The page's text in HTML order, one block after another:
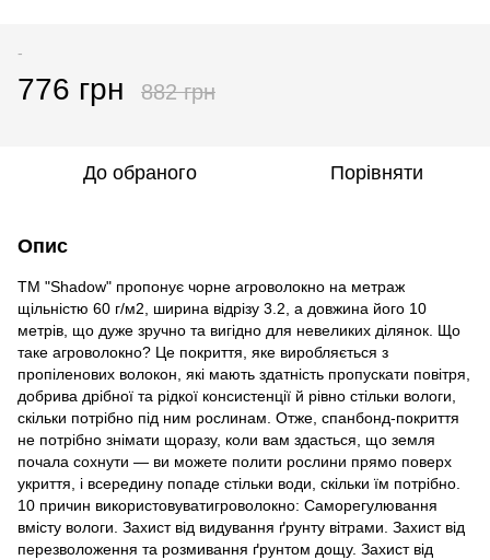
-
776 грн 882 грн
До обраного Порівняти
Опис
ТМ "Shadow" пропонує чорне агроволокно на метраж
щільністю 60 г/м2, ширина відрізу 3.2, а довжина його 10
метрів, що дуже зручно та вигідно для невеликих ділянок. Що
таке агроволокно? Це покриття, яке виробляється з
пропіленових волокон, які мають здатність пропускати повітря,
добрива дрібної та рідкої консистенції й рівно стільки вологи,
скільки потрібно під ним рослинам. Отже, спанбонд-покриття
не потрібно знімати щоразу, коли вам здасться, що земля
почала сохнути — ви можете полити рослини прямо поверх
укриття, і всередину попаде стільки води, скільки їм потрібно.
10 причин використовуватигроволокно: Саморегулювання
вмісту вологи. Захист від видування ґрунту вітрами. Захист від
перезволоження та розмивання ґрунтом дощу. Захист від